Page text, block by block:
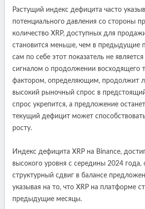
Растущий индекс дефицита часто
потенциального давления со стороны
количество XRP, доступных для
становится меньше, чем в предыдущие
сам по себе этот показатель не
сигналом о продолжении восходящего
фактором, определяющим, продолжит
высокий рыночный спрос в
спрос укрепится, а предложение
текущий дефицит может
росту.
Индекс дефицита XRP на Binance,
высокого уровня с середины 2024 года,
структурный сдвиг в балансе
указывая на то, что XRP на платформе
предыдущие месяцы.